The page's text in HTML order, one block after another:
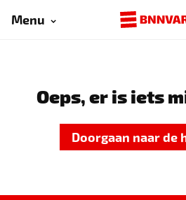
Menu
Oeps, er is iets
Doorgaan naar de